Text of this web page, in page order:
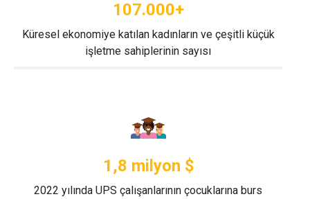
107.000+
Küresel ekonomiye katılan kadınların ve çeşitli küçük
işletme sahiplerinin sayısı
1,8 milyon $
2022 yılında UPS çalışanlarının çocuklarına burs